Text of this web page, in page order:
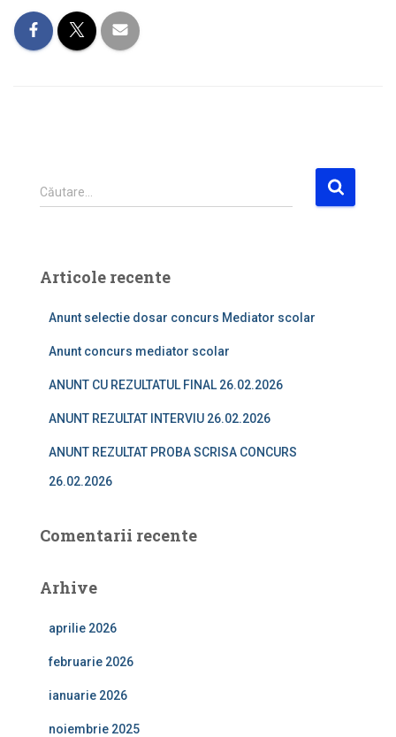
C
a
d
Căutare…
Articole recente
Anunt selectie dosar concurs Mediator scolar
Anunt concurs mediator scolar
ANUNT CU REZULTATUL FINAL 26.02.2026
ANUNT REZULTAT INTERVIU 26.02.2026
ANUNT REZULTAT PROBA SCRISA CONCURS
26.02.2026
Comentarii recente
Arhive
aprilie 2026
februarie 2026
ianuarie 2026
noiembrie 2025